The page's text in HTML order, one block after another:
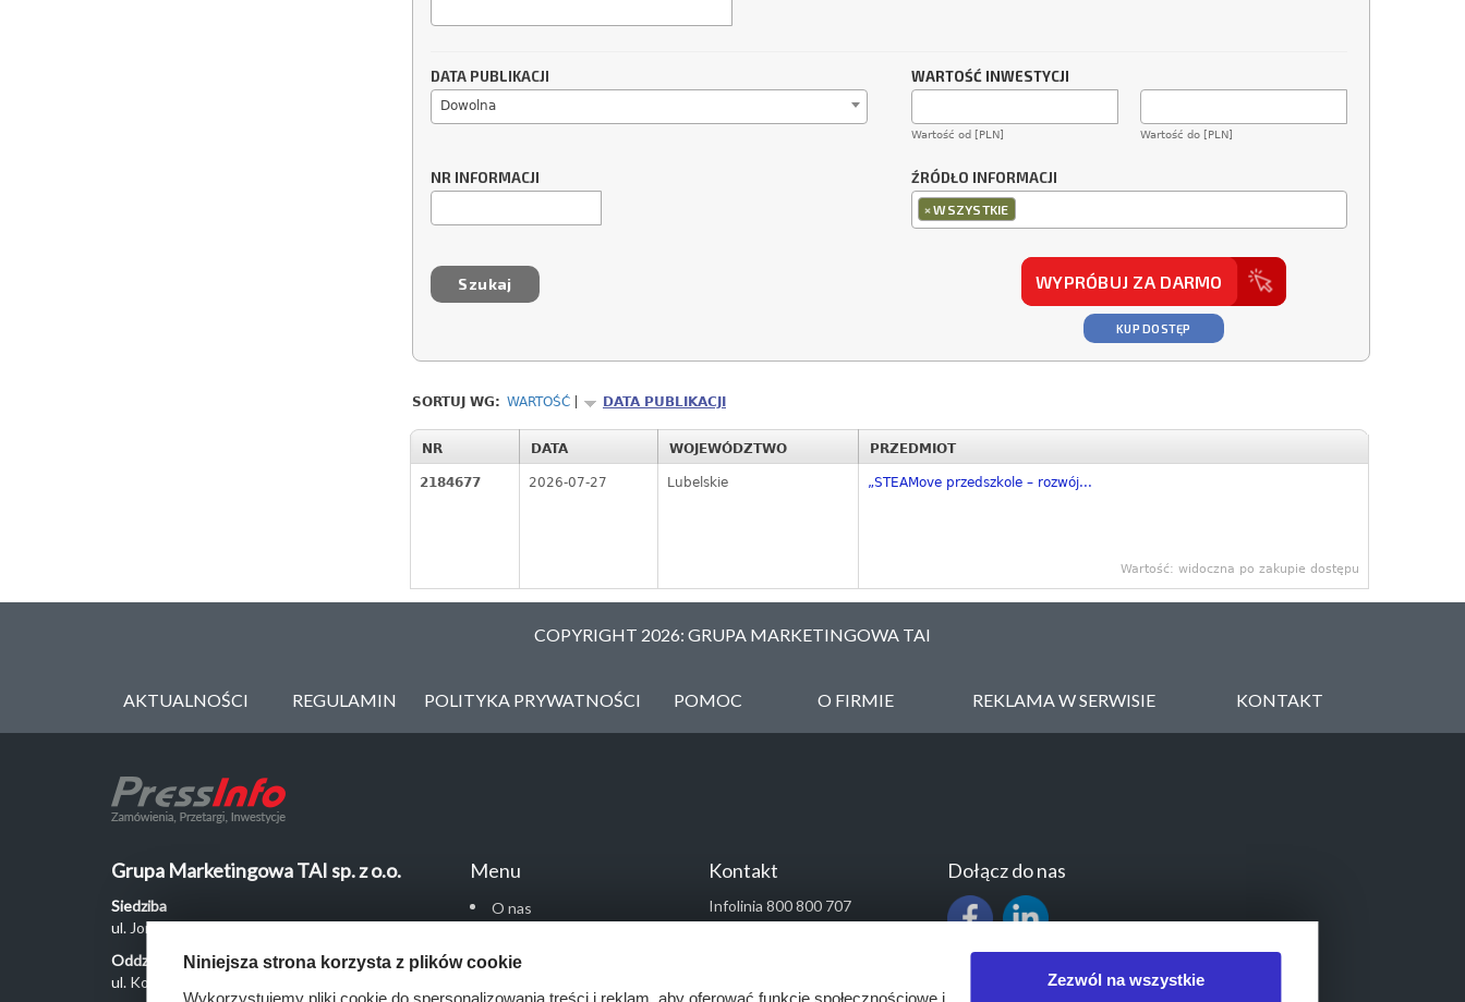
DATA PUBLIKACJI
Dowolna
WARTOŚĆ INWESTYCJI
Wartość od [PLN] Wartość do [PLN]
NR INFORMACJI ŹRÓDŁO INFORMACJI
×WSZYSTKIE
WYPRÓBUJ ZA DARMO
KUP DOSTĘP
SORTUJ WG: WARTOŚĆ DATA PUBLIKACJI
NR DATA WOJEWÓDZTWO PRZEDMIOT
2184677 2026-07-27 Lubelskie „STEAMove przedszkole – rozwój...
Wartość: widoczna po zakupie dostępu
COPYRIGHT 2026: GRUPA MARKETINGOWA TAI
AKTUALNOŚCI REGULAMIN POLITYKA PRYWATNOŚCI POMOC O FIRMIE REKLAMA W SERWISIE KONTAKT
Grupa Marketingowa TAI sp. z o.o.
Siedziba
ul. Jordanowska 12, 04-204 Warszawa
Oddział Poznań
ul. Kochanowskiego 18/6, 60-846 Poznań
Menu
O nas
Monitoring przetargów
Kontakt
Infolinia 800 800 707
kontakt@pressinfo.pl
Dołącz do nas
Niniejsza strona korzysta z plików cookie
Wykorzystujemy pliki cookie do spersonalizowania treści i reklam, aby oferować funkcje społecznościowe i
Zezwól na wszystkie